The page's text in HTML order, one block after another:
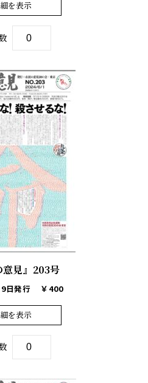
を表示
意見』203号
日発行 ￥400
を表示